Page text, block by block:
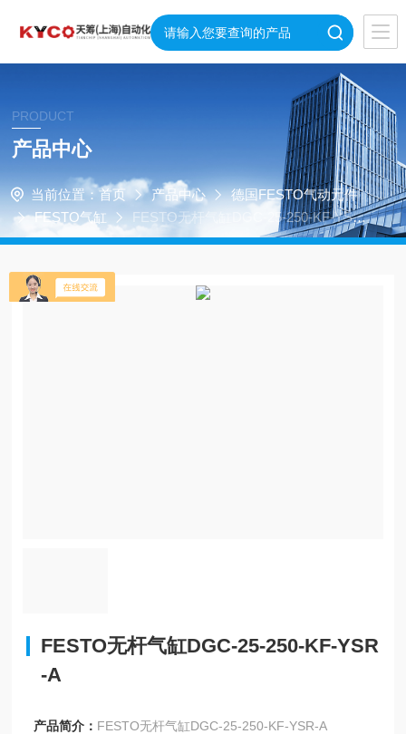
PRODUCT
产品中心
当前位置： 首页 产品中心
德国FESTO气动元件
FESTO气缸
FESTO无杆气缸DGC-25-250-KF-YSR-
A
FESTO无杆气缸DGC-25-250-KF-YSR
-A
产品简介： FESTO无杆气缸DGC-25-250-KF-YSR-A